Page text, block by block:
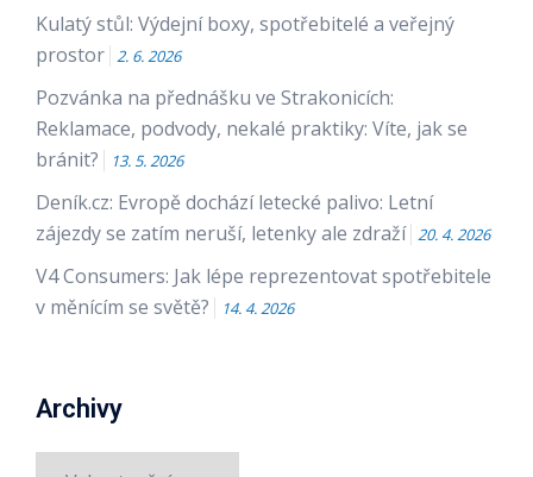
Kulatý stůl: Výdejní boxy, spotřebitelé a veřejný
prostor 2. 6. 2026
Pozvánka na přednášku ve Strakonicích:
Reklamace, podvody, nekalé praktiky: Víte, jak se
bránit?
13. 5. 2026
Deník.cz: Evropě dochází letecké palivo: Letní
zájezdy se zatím neruší, letenky ale zdraží 20. 4. 2026
V4 Consumers: Jak lépe reprezentovat spotřebitele
v měnícím se světě?
14. 4. 2026
Archivy